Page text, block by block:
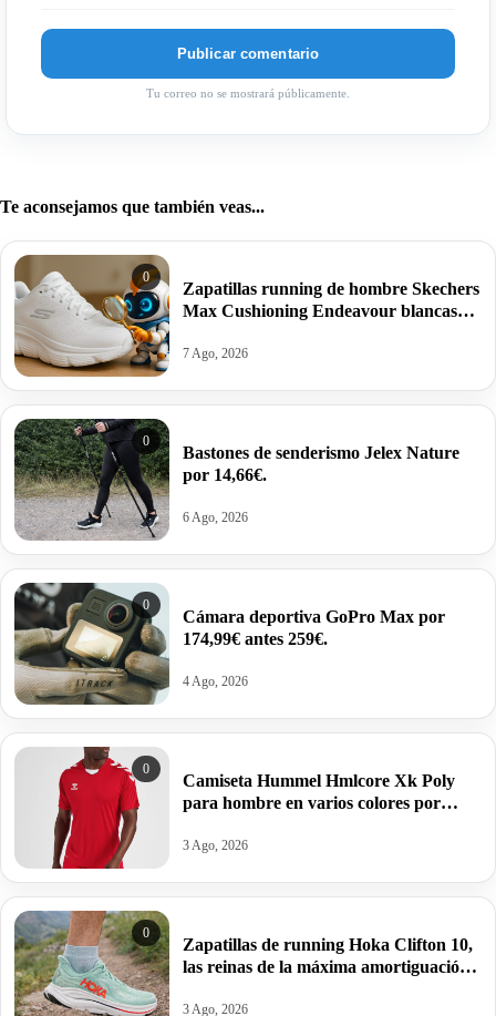
Tu correo no se mostrará públicamente.
Te aconsejamos que también veas...
0
Zapatillas running de hombre Skechers
Max Cushioning Endeavour blancas
7 Ago, 2026
0
Bastones de senderismo Jelex Nature
por 14,66€.
6 Ago, 2026
0
Cámara deportiva GoPro Max por
174,99€ antes 259€.
4 Ago, 2026
0
Camiseta Hummel Hmlcore Xk Poly
para hombre en varios colores por
3 Ago, 2026
0
Zapatillas de running Hoka Clifton 10,
las reinas de la máxima amortiguación
3 Ago, 2026